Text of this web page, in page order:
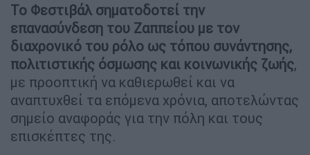
Το Φεστιβάλ σηματοδοτεί την
επανασύνδεση του Ζαππείου με τον
διαχρονικό του ρόλο ως τόπου συνάντησης,
πολιτιστικής όσμωσης και κοινωνικής ζωής,
με προοπτική να καθιερωθεί και να
αναπτυχθεί τα επόμενα χρόνια, αποτελώντας
σημείο αναφοράς για την πόλη και τους
επισκέπτες της.